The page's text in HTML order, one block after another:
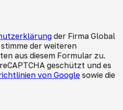
der Firma Global
der weiteren
aus diesem Formular zu.
geschützt und es
von Google sowie die